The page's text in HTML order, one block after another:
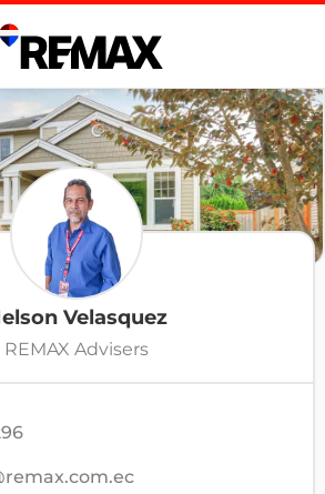
Velasquez
REMAX Advisers